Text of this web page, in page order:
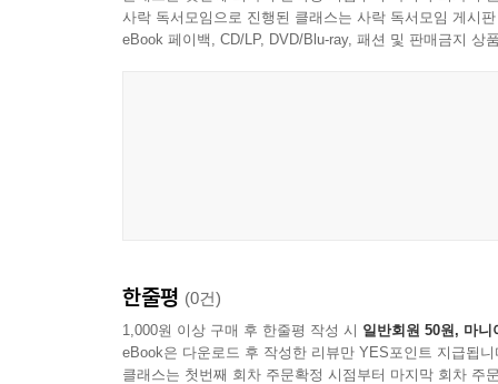
사락 독서모임으로 진행된 클래스는 사락 독서모임 게시
eBook 페이백, CD/LP, DVD/Blu-ray, 패션 및 판매금지 상
한줄평 (0건)
1,000원 이상 구매 후 한줄평 작성 시 일반회원 50원, 마니
eBook은 다운로드 후 작성한 리뷰만 YES포인트 지급됩니
클래스는 첫번째 회차 주문확정 시점부터 마지막 회차 주